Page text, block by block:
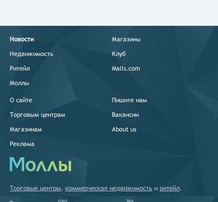
Новости
Недвижимость
Ритейл
Моллы
Магазины
Клуб
Malls.com
О сайте
Торговым центрам
Магазинам
Реклама
Пишите нам
Вакансии
About us
Торговые центры, коммерческая недвижимость и ритейл.